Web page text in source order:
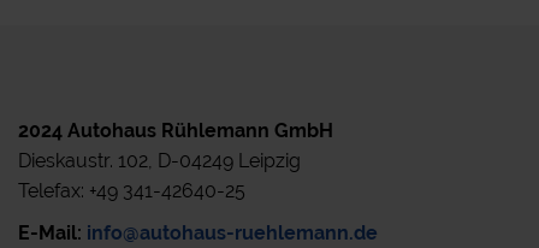
2024 Autohaus Rühlemann GmbH
Dieskaustr. 102, D-04249 Leipzig
Telefax: +49 341-42640-25
E-Mail: info@autohaus-ruehlemann.de